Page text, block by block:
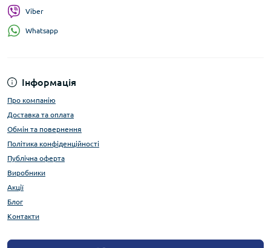
Інформація
Про компанію
Доставка та оплата
Обмін та повернення
Політика конфіденційності
Публічна оферта
Виробники
Акції
Блог
Контакти
Viber
Whatsapp